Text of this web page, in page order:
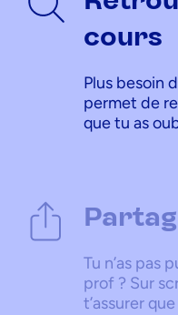
cours
Plus besoin
permet de
que tu as
Tu n’as pas
prof ? Sur
t’assurer